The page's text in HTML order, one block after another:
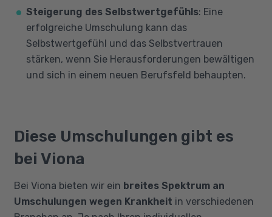
Steigerung des Selbstwertgefühls: Eine
erfolgreiche Umschulung kann das
Selbstwertgefühl und das Selbstvertrauen
stärken, wenn Sie Herausforderungen bewältigen
und sich in einem neuen Berufsfeld behaupten.
Diese Umschulungen gibt es
bei Viona
Bei Viona bieten wir ein breites Spektrum an
Umschulungen wegen Krankheit in verschiedenen